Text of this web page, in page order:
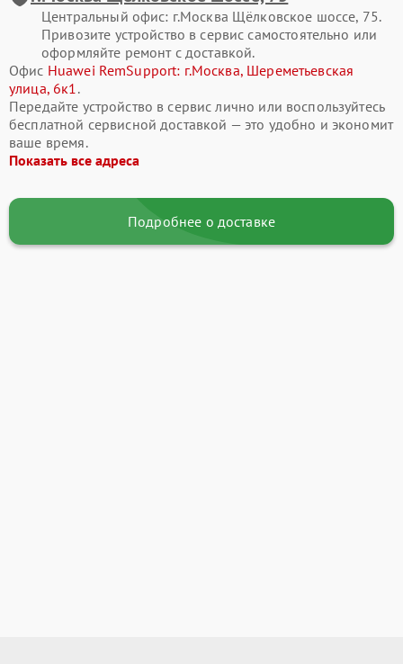
Типовые поломки смартфонов Huawei
В процессе ремонта мы чаще всего сталкиваемся со
следующими неисправностями смартфона Huawei Nova 10
Pro:
разбитый экран, отсутствие изображения или
некорректная работа сенсора;
быстрая разрядка аккумулятора, проблемы с зарядкой;
Центральный офис: г.Москва Щёлковское шоссе, 75.
Привозите устройство в сервис самостоятельно или
оформляйте ремонт с доставкой.
Офис Huawei RemSupport: г.Москва, Шереметьевская
улица, 6к1.
Передайте устройство в сервис лично или воспользуйтесь
бесплатной сервисной доставкой — это удобно и экономит
ваше время.
Показать все адреса
Подробнее о доставке